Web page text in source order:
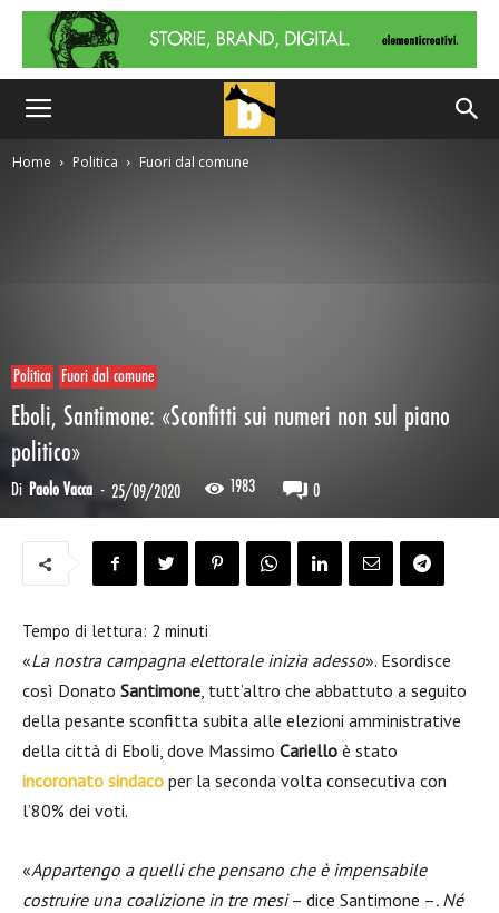
Home Politica Fuori dal comune
Politica Fuori dal comune
Eboli, Santimone: «Sconfitti sui numeri non sul piano
politico»
Di Paolo Vacca - 25/09/2020 1983 0
Tempo di lettura: 2 minuti
«La nostra campagna elettorale inizia adesso». Esordisce
così Donato Santimone, tutt’altro che abbattuto a seguito
della pesante sconfitta subita alle elezioni amministrative
della città di Eboli, dove Massimo Cariello è stato
incoronato sindaco per la seconda volta consecutiva con
l’80% dei voti.
«Appartengo a quelli che pensano che è impensabile
costruire una coalizione in tre mesi– dice Santimone –. Né